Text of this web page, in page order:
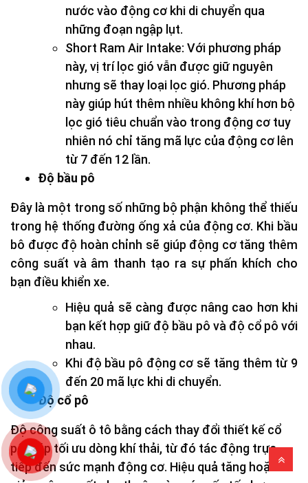
nước vào động cơ khi di chuyển qua
những đoạn ngập lụt.
Short Ram Air Intake: Với phương pháp
này, vị trí lọc gió vẫn được giữ nguyên
nhưng sẽ thay loại lọc gió. Phương pháp
này giúp hút thêm nhiều không khí hơn bộ
lọc gió tiêu chuẩn vào trong động cơ tuy
nhiên nó chỉ tăng mã lực của động cơ lên
từ 7 đến 12 lần.
Độ bầu pô
Đây là một trong số những bộ phận không thể thiếu
trong hệ thống đường ống xả của động cơ. Khi bầu
bô được độ hoàn chỉnh sẽ giúp động cơ tăng thêm
công suất và âm thanh tạo ra sự phấn khích cho
bạn điều khiển xe.
Hiệu quả sẽ càng được nâng cao hơn khi
bạn kết hợp giữ độ bầu pô và độ cổ pô với
nhau.
Khi độ bầu pô động cơ sẽ tăng thêm từ 9
đến 20 mã lực khi di chuyển.
Độ cổ pô
Độ công suất ô tô bằng cách thay đổi thiết kế cổ
pô giúp tối ưu dòng khí thải, từ đó tác động trực
tiếp đến sức mạnh động cơ. Hiệu quả tăng hoặc